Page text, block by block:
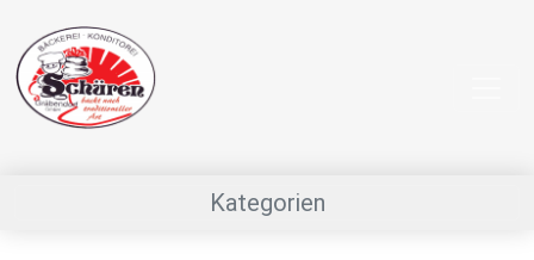
Kategorien